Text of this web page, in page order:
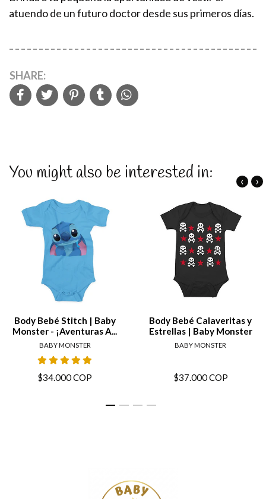
atuendo de un futuro doctor desde sus primeros días.
SHARE:
You might also be interested in:
Body Bebé Stitch | Baby
Monster - ¡Aventuras A...
BABY MONSTER
$34.000 COP
Body Bebé Calaveritas y
Estrellas | Baby Monster
BABY MONSTER
$37.000 COP
‹ ›